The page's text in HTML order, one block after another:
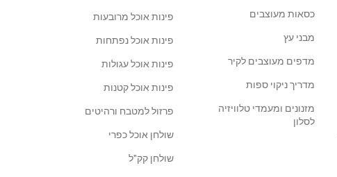
כסאות מעוצבים
מבני עץ
מדפים מעוצבים לקיר
מדריך ניקוי ספות
מזנונים ומעמדי טלוויזיה
לסלון
פינות אוכל מרובעות
פינות אוכל נפתחות
פינות אוכל עגולות
פינות אוכל קטנות
פרזול למטבח ורהיטים
שולחן אוכל כפרי
שולחן קק"ל